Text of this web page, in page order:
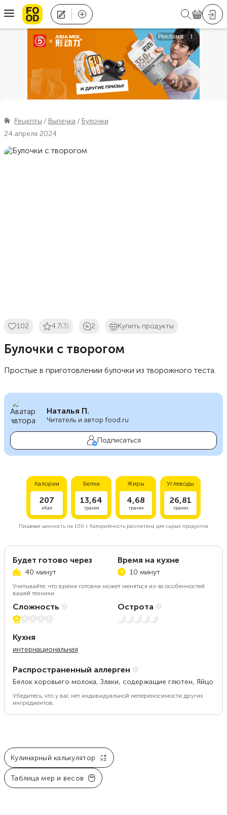
Рецепты Выпечка
Булочки
24 апреля 2024
102 4.7(3) 2 Купить продукты
Булочки с творогом
Простые в приготовлении булочки из творожного теста.
Наталья П.
Читатель и автор food.ru
Подписаться
Калории
207
кКал
Белки
13,64
грамм
Жиры
4,68
грамм
Углеводы
26,81
грамм
Пищевая ценность на 100 г.Калорийность рассчитана для сырых продуктов.
Будет готово через
40 минут
Время на кухне
10 минут
Учитывайте, что время готовки может меняться из-за особенностей
вашей техники.
Сложность
1 из 5
Острота
Нет остроты
Кухня
интернациональная
Распространенный аллерген
Белок коровьего молока, Злаки, содержащие глютен, Яйцо
Убедитесь, что у вас нет индивидуальной непереносимости других
ингредиентов.
Кулинарный калькулятор
Таблица мер и весов